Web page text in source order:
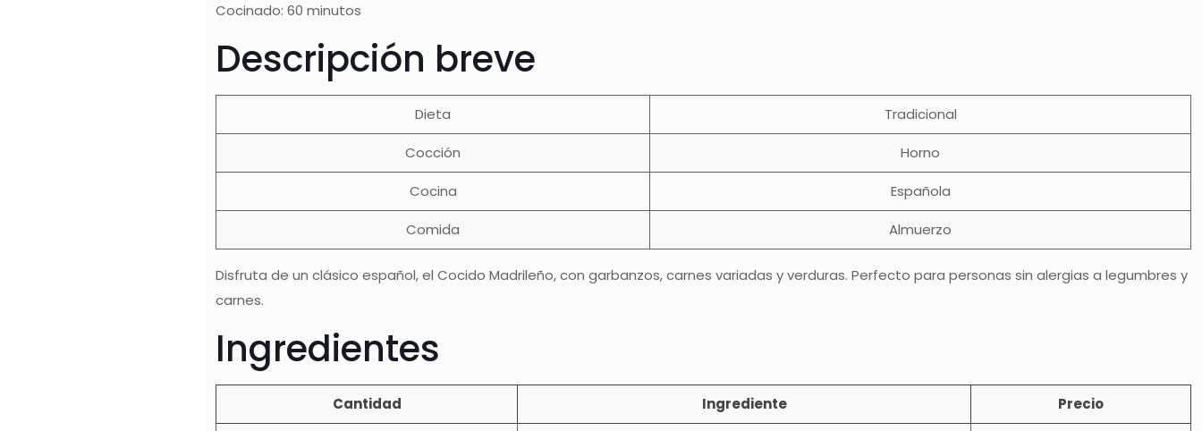
Cocinado: 60 minutos
Descripción breve
Dieta Tradicional
Cocción Horno
Cocina Española
Comida Almuerzo
Disfruta de un clásico español, el Cocido Madrileño, con garbanzos, carnes variadas y verduras. Perfecto para personas sin alergias a legumbres y
carnes.
Ingredientes
Cantidad Ingrediente Precio